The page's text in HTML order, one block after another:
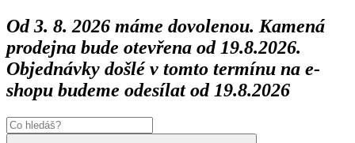
Od 3. 8. 2026 máme dovolenou. Kamená
prodejna bude otevřena od 19.8.2026.
Objednávky došlé v tomto termínu na e-
shopu budeme odesílat od 19.8.2026